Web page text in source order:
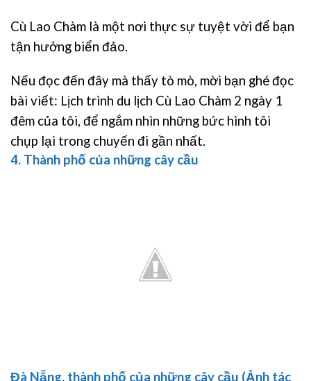
Cù Lao Chàm là một nơi thực sự tuyệt vời để bạn
tận hưởng biển đảo.
Nếu đọc đến đây mà thấy tò mò, mời bạn ghé đọc
bài viết: Lịch trình du lịch Cù Lao Chàm 2 ngày 1
đêm của tôi, để ngắm nhìn những bức hình tôi
chụp lại trong chuyến đi gần nhất.
4. Thành phố của những cây cầu
Đà Nẵng, thành phố của những cây cầu (Ảnh tác